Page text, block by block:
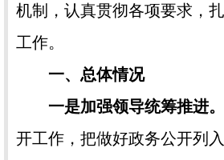
机制，认真贯彻各项要求，
工作。
一、总体情况
一是加强领导统筹推进。
开工作，把做好政务公开列